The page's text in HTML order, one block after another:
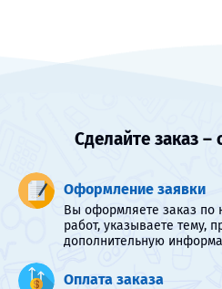
Сделайте заказ –
Оформление заявки
Вы оформляете заказ по
работ, указываете тему,
дополнительную
Оплата заказа